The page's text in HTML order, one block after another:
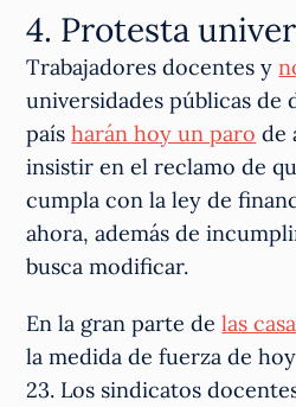
4. Protesta
Trabajadores docentes y
universidades públicas de
paísharán hoy un paro de
insistir en el reclamo de
cumpla con la ley de
ahora, además de
busca modificar.
En la gran parte delas
la medida de fuerza de
23. Los sindicatos